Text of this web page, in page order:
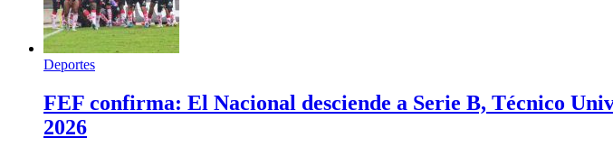
Deportes
FEF confirma: El Nacional desciende a Serie B, Técnico
2026